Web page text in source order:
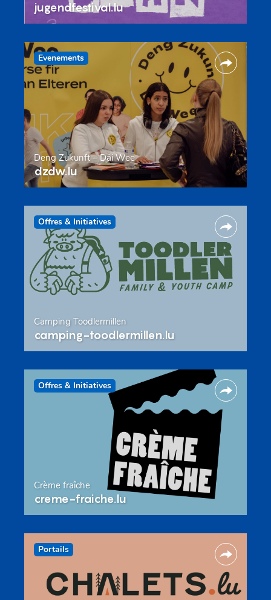
jugendfestival.lu
Evenements
Deng Zukunft – Däi Wee
dzdw.lu
Offres & Initiatives
Camping Toodlermillen
camping-toodlermillen.lu
Offres & Initiatives
Crème fraîche
creme-fraiche.lu
Portails